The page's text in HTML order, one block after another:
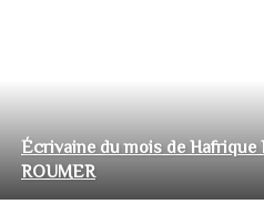
Écrivaine du mois de Hafrique
ROUMER